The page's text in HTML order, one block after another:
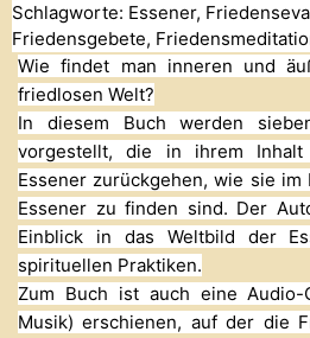
Schlagworte: Essener,
Friedensgebete,
Wie findet man inneren und
friedlosen Welt?
In diesem Buch werden
vorgestellt, die in ihrem
Essener zurückgehen, wie sie
Essener zu finden sind. Der
Einblick in das Weltbild der
spirituellen Praktiken.
Zum Buch ist auch eine Audio-
Musik) erschienen, auf der die